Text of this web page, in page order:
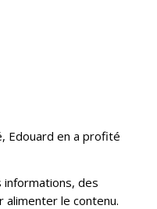
Edouard en a profité
informations, des
le contenu.